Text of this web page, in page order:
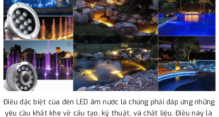
Điều đặc biệt của đèn LED âm nước là chúng phải đáp ứng những
yêu cầu khắt khe về cấu tạo, kỹ thuật, và chất liệu. Điều này là